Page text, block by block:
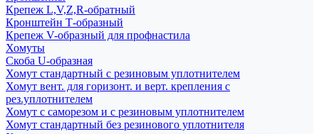
Крепеж L,V,Z,R-обратный
Кронштейн Т-образный
Крепеж V-образный для профнастила
Хомуты
Скоба U-образная
Хомут стандартный с резиновым уплотнителем
Хомут вент. для горизонт. и верт. крепления с
рез.уплотнителем
Хомут с саморезом и с резиновым уплотнителем
Хомут стандартный без резинового уплотнителя